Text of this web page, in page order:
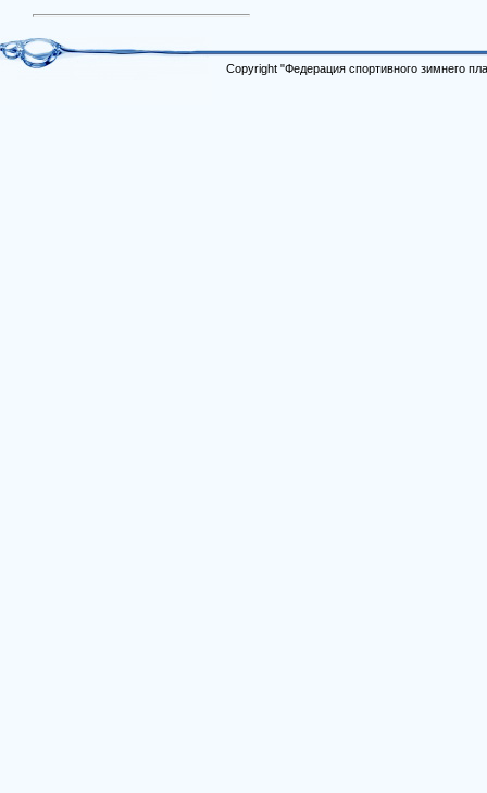
Copyright "Федерация спортивного зимнего